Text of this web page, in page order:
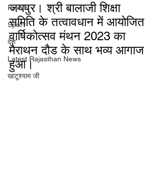
Politics
Sport
देश
Latest Rajasthan News
खाटूश्याम जी
जयपुर। श्री बालाजी शिक्षा
समिति के तत्वावधान में आयोजित
वार्षिकोत्सव मंथन 2023 का
मैराथन दौड के साथ भव्य आगाज
हुआ।